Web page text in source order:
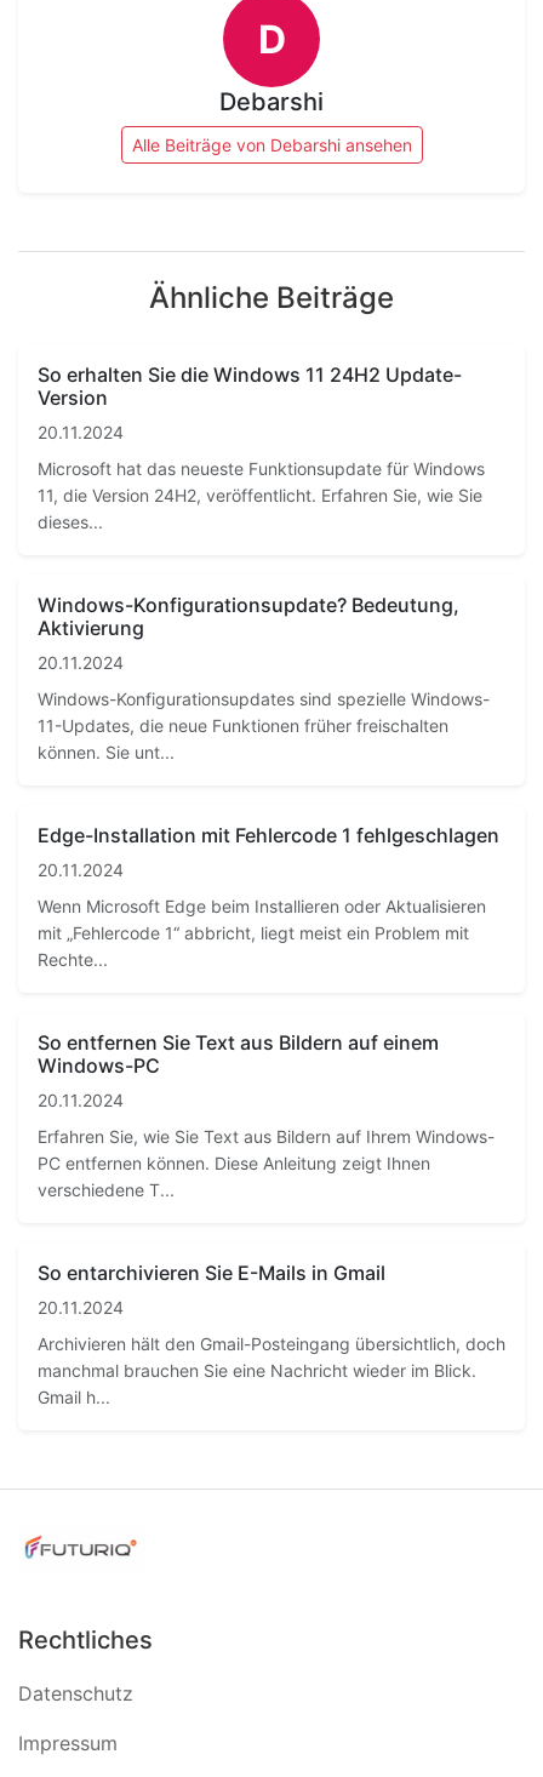
D
Debarshi
Alle Beiträge von Debarshi ansehen
Ähnliche Beiträge
So erhalten Sie die Windows 11 24H2 Update-
Version
20.11.2024
Microsoft hat das neueste Funktionsupdate für Windows
11, die Version 24H2, veröffentlicht. Erfahren Sie, wie Sie
dieses...
Windows-Konfigurationsupdate? Bedeutung,
Aktivierung
20.11.2024
Windows-Konfigurationsupdates sind spezielle Windows-
11-Updates, die neue Funktionen früher freischalten
können. Sie unt...
Edge-Installation mit Fehlercode 1 fehlgeschlagen
20.11.2024
Wenn Microsoft Edge beim Installieren oder Aktualisieren
mit „Fehlercode 1“ abbricht, liegt meist ein Problem mit
Rechte...
So entfernen Sie Text aus Bildern auf einem
Windows-PC
20.11.2024
Erfahren Sie, wie Sie Text aus Bildern auf Ihrem Windows-
PC entfernen können. Diese Anleitung zeigt Ihnen
verschiedene T...
So entarchivieren Sie E-Mails in Gmail
20.11.2024
Archivieren hält den Gmail-Posteingang übersichtlich, doch
manchmal brauchen Sie eine Nachricht wieder im Blick.
Gmail h...
Rechtliches
Datenschutz
Impressum